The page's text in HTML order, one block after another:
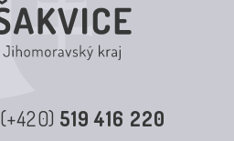
(+420) 519 416 220